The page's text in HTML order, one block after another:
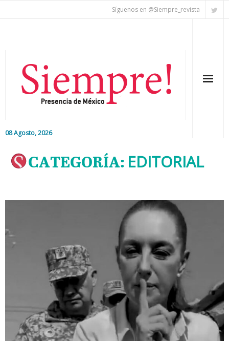
Síguenos en @Siempre_revista
08 Agosto, 2026
Nacional
Internacional
Cultura
CATEGORÍA: EDITORIAL